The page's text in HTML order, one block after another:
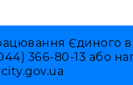
Єдиного
366-80-13 або